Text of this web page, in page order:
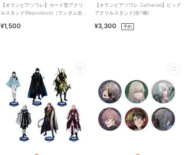
【オランピアソワレ】カード型アクリ
ルスタンド(Reproduce)（ランダム全6
¥1,500
【オランピアソワレ Catharsis】ビッグ
アクリルスタンド(全7種)
¥3,300 予約